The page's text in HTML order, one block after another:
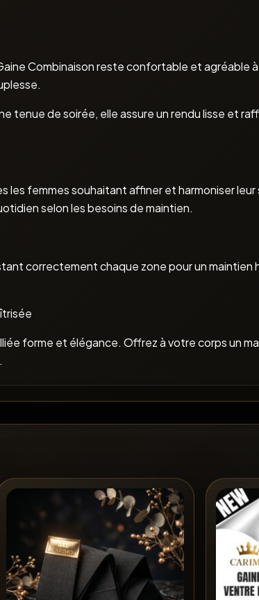
Combinaison reste confortable et agréable
tenue de soirée, elle assure un rendu lisse et
les femmes souhaitant affiner et harmoniser
selon les besoins de maintien.
correctement chaque zone pour un
forme et élégance. Offrez à votre corps un